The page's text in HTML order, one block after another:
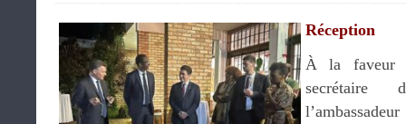
Réception
À la faveur
secrétaire